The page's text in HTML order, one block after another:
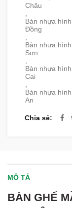
Châu
Bàn nhựa
Đồng
Bàn nhựa
Sơn
Bàn nhựa
Cai
Bàn nhựa
An
Chia sẻ
MÔ TẢ
BÀN GHẾ